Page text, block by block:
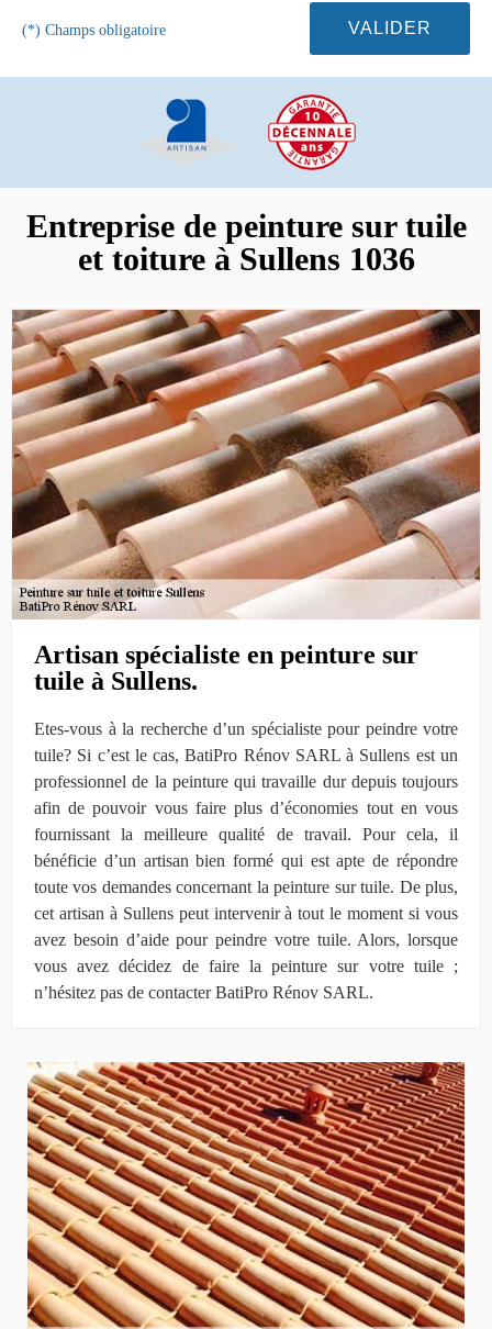
(*) Champs obligatoire
Entreprise de peinture sur tuile
et toiture à Sullens 1036
Artisan spécialiste en peinture sur
tuile à Sullens.
Etes-vous à la recherche d’un spécialiste pour peindre votre
tuile? Si c’est le cas, BatiPro Rénov SARL à Sullens est un
professionnel de la peinture qui travaille dur depuis toujours
afin de pouvoir vous faire plus d’économies tout en vous
fournissant la meilleure qualité de travail. Pour cela, il
bénéficie d’un artisan bien formé qui est apte de répondre
toute vos demandes concernant la peinture sur tuile. De plus,
cet artisan à Sullens peut intervenir à tout le moment si vous
avez besoin d’aide pour peindre votre tuile. Alors, lorsque
vous avez décidez de faire la peinture sur votre tuile ;
n’hésitez pas de contacter BatiPro Rénov SARL.